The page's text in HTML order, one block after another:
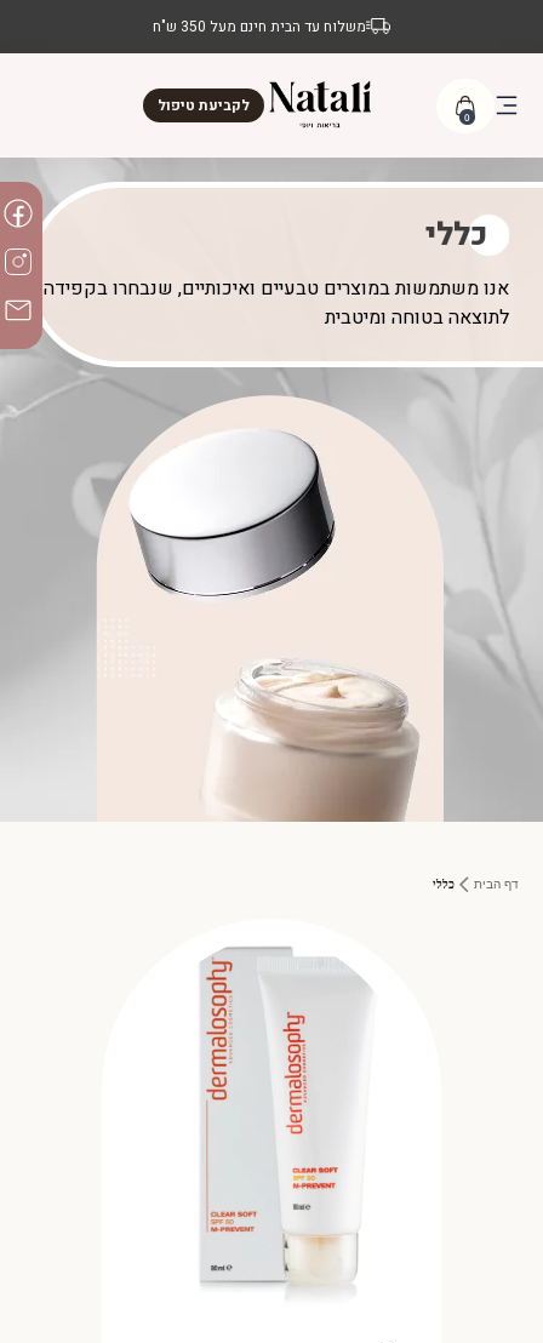
משלוח עד הבית חינם מעל 350 ש"ח
0
לקביעת טיפול
כללי
אנו משתמשות במוצרים טבעיים ואיכותיים, שנבחרו בקפידה
לתוצאה בטוחה ומיטבית
דף הבית כללי